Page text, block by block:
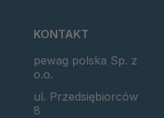
KONTAKT
pewag polska Sp. z
o.o.
ul. Przedsiębiorców
8